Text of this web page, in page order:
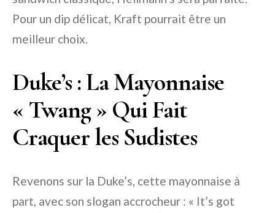
Pour un dip délicat, Kraft pourrait être un
meilleur choix.
Duke’s : La Mayonnaise
« Twang » Qui Fait
Craquer les Sudistes
Revenons sur la Duke’s, cette mayonnaise à
part, avec son slogan accrocheur : « It’s got